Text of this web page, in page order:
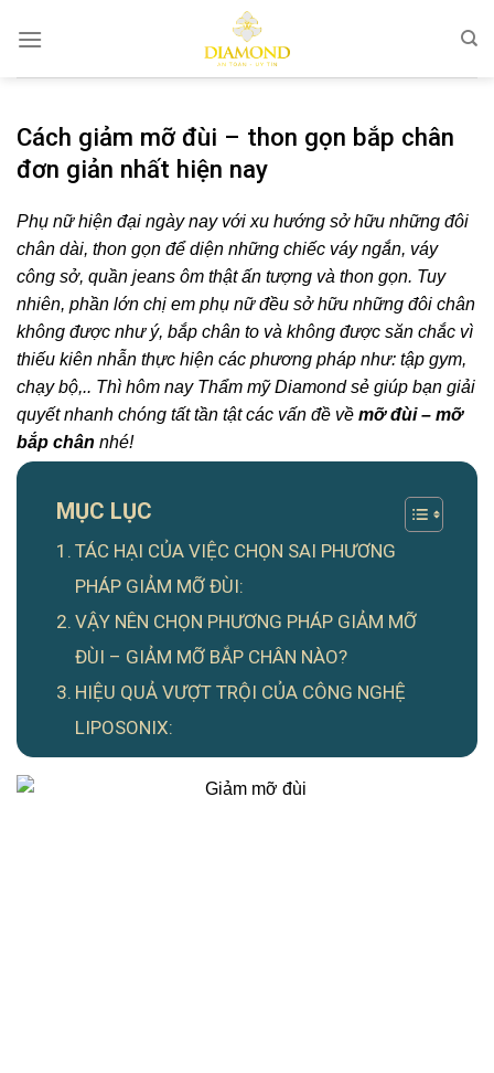
qua
Cách giảm mỡ đùi – thon gọn bắp chân
đơn giản nhất hiện nay
Phụ nữ hiện đại ngày nay với xu hướng sở hữu những đôi
chân dài, thon gọn để diện những chiếc váy ngắn, váy
công sở, quần jeans ôm thật ấn tượng và thon gọn. Tuy
nhiên, phần lớn chị em phụ nữ đều sở hữu những đôi chân
không được như ý, bắp chân to và không được săn chắc vì
thiếu kiên nhẫn thực hiện các phương pháp như: tập gym,
chạy bộ,.. Thì hôm nay Thẩm mỹ Diamond sẻ giúp bạn giải
quyết nhanh chóng tất tần tật các vấn đề về mỡ đùi – mỡ
bắp chân nhé!
MỤC LỤC
TÁC HẠI CỦA VIỆC CHỌN SAI PHƯƠNG
PHÁP GIẢM MỠ ĐÙI:
VẬY NÊN CHỌN PHƯƠNG PHÁP GIẢM MỠ
ĐÙI – GIẢM MỠ BẮP CHÂN NÀO?
HIỆU QUẢ VƯỢT TRỘI CỦA CÔNG NGHỆ
LIPOSONIX: